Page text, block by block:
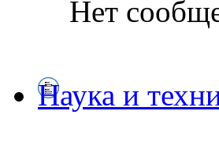
Нет
Наука и